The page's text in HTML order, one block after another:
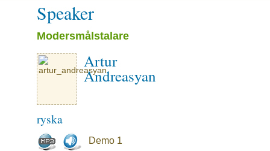
Speaker
Modersmålstalare
Artur
Andreasyan
ryska
Demo 1